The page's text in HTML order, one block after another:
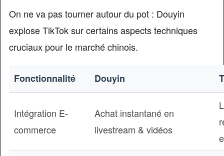
On ne va pas tourner autour du pot : Douyin
explose TikTok sur certains aspects techniques
cruciaux pour le marché chinois.
Fonctionnalité Douyin
Intégration E-
commerce
Achat instantané en
livestream & vidéos